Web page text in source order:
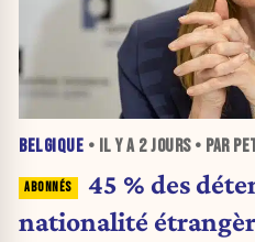
BELGIQUE • IL Y A 2 JOURS• PAR
45 % des
nationalité